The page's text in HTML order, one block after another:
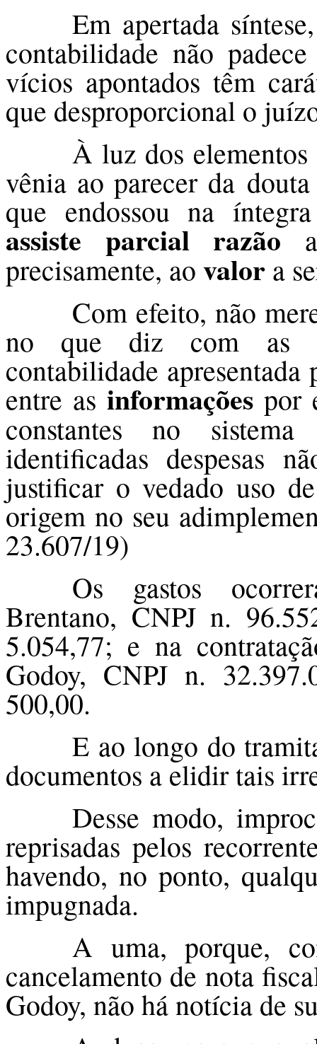
Em apertada
contabilidade não
vícios apontados têm
que desproporcional o
À luz dos
vênia ao parecer da
que endossou na
assiste parcial razão
precisamente, ao valor a
Com efeito, não
no que diz com as
contabilidade
entre as informaçõespor
constantes no
identificadas despesas
justificar o vedado uso
origem no seu
23.607/19)
Os gastos
Brentano, CNPJ n.
5.054,77; e na
Godoy, CNPJ n.
500,00.
E ao longo do
documentos a elidir tais
Desse modo,
reprisadas pelos
havendo, no ponto,
impugnada.
A uma, porque,
cancelamento de nota
Godoy, não há notícia de